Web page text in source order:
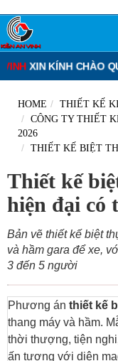
CHÀO QUÝ
HOME
THIẾT KẾ
CÔNG TY THIẾT
2026
THIẾT KẾ BIỆT
Thiết kế
hiện đại có
Bản vẽ thiết kế biệt
và hầm gara để xe,
3 đến 5 người
Phương án thiết kế
thang máy và hầm.
thời thượng, tiện
ấn tượng với diện